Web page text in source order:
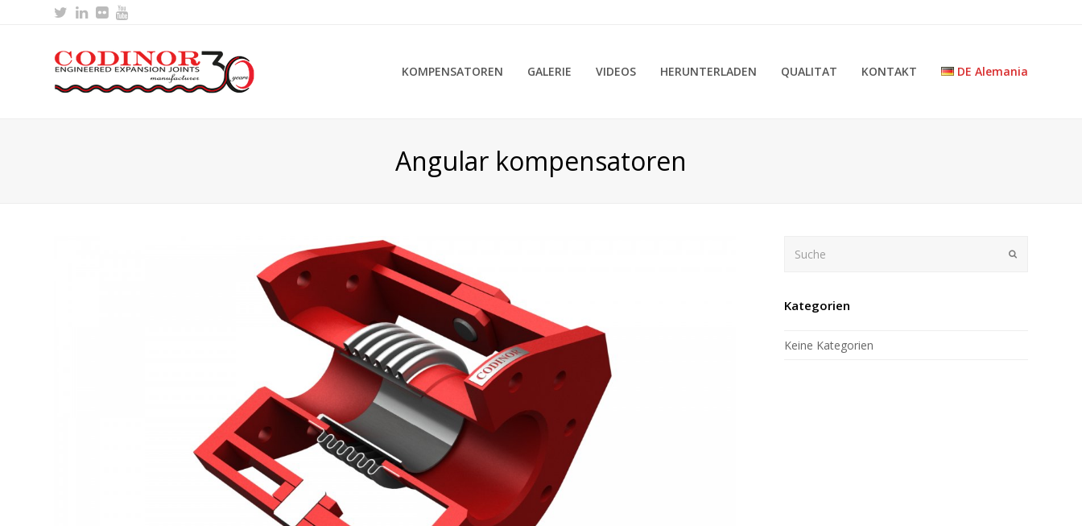
Twitter
LinkedIn
FlickrYoutube
KOMPENSATOREN GALERIE VIDEOS HERUNTERLADEN QUALITAT KONTAKT DE Alemania
Angular kompensatoren
Submit
Kategorien
Keine Kategorien